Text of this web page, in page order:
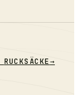
RUCKSÄCKE→